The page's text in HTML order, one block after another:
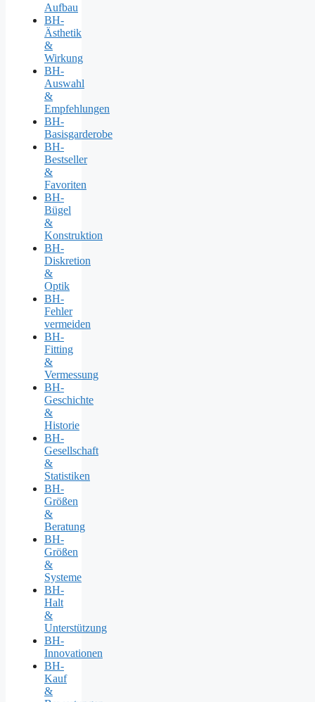
Aufbau
BH-
Ästhetik
&
Wirkung
BH-
Auswahl
&
Empfehlungen
BH-
Basisgarderobe
BH-
Bestseller
&
Favoriten
BH-
Bügel
&
Konstruktion
BH-
Diskretion
&
Optik
BH-
Fehler
vermeiden
BH-
Fitting
&
Vermessung
BH-
Geschichte
&
Historie
BH-
Gesellschaft
&
Statistiken
BH-
Größen
&
Beratung
BH-
Größen
&
Systeme
BH-
Halt
&
Unterstützung
BH-
Innovationen
BH-
Kauf
&